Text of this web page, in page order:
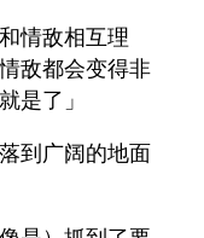
情敌相互理
敌都会变得非
是了」
到广阔的地面